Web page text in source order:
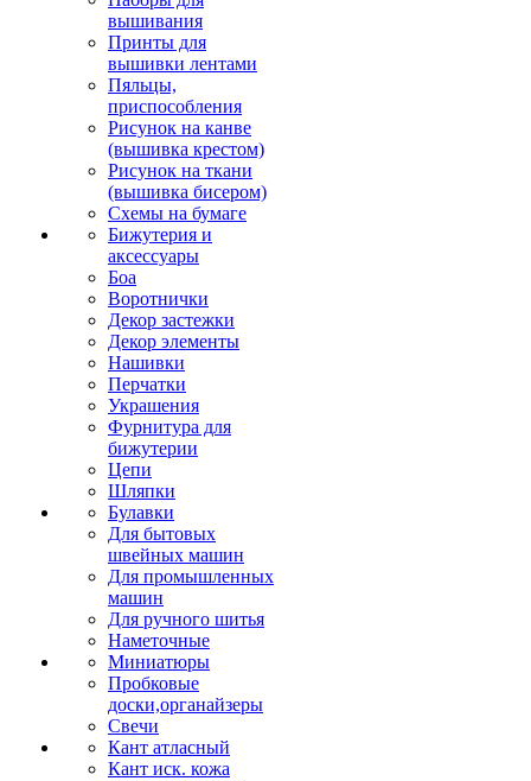
вышивания
Принты для
вышивки лентами
Пяльцы,
приспособления
Рисунок на канве
(вышивка крестом)
Рисунок на ткани
(вышивка бисером)
Схемы на бумаге
Бижутерия и
аксессуары
Боа
Воротнички
Декор застежки
Декор элементы
Нашивки
Перчатки
Украшения
Фурнитура для
бижутерии
Цепи
Шляпки
Булавки
Для бытовых
швейных машин
Для промышленных
машин
Для ручного шитья
Наметочные
Миниатюры
Пробковые
доски,органайзеры
Свечи
Кант атласный
Кант иск. кожа